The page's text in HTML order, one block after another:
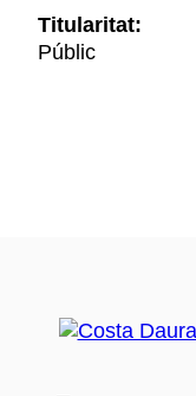
Titularitat:
Públic